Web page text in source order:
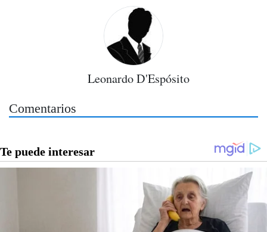
Leonardo D'Espósito
Comentarios